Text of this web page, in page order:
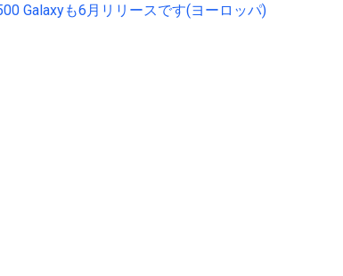
Galaxyも6月リリースです(ヨーロッパ)